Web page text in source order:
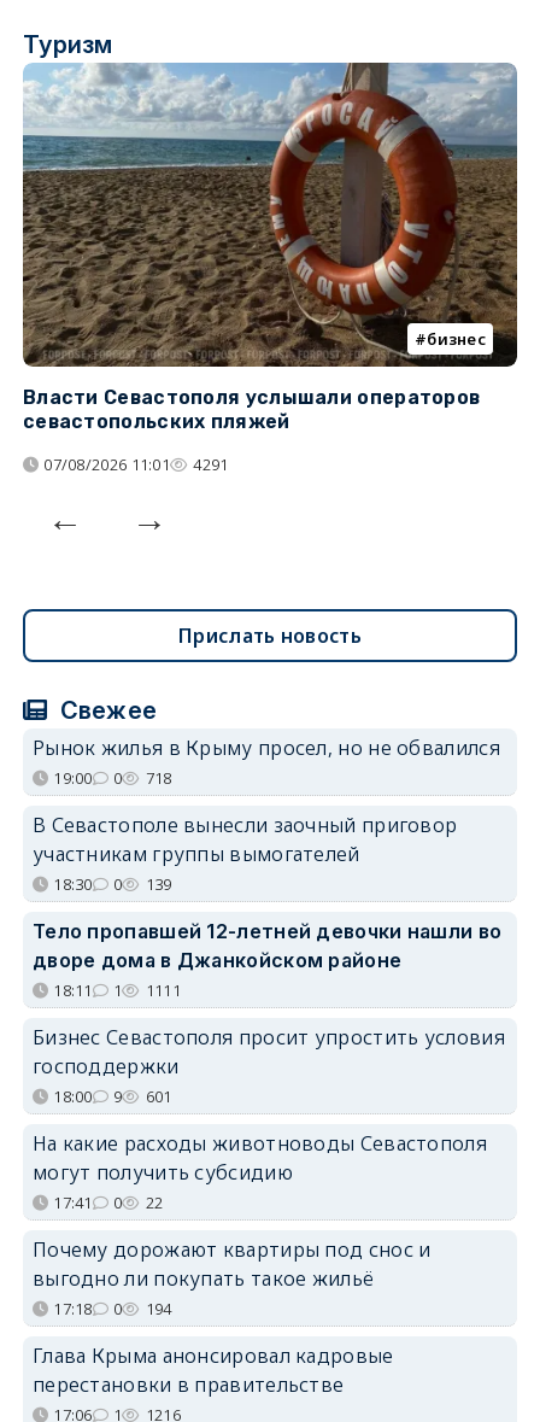
Туризм
бизнес
Власти Севастополя услышали операторов
севастопольских пляжей
07/08/2026 11:01 4291
Прислать новость
Свежее
Рынок жилья в Крыму просел, но не обвалился
19:00 0 718
В Севастополе вынесли заочный приговор
участникам группы вымогателей
18:30 0 139
Тело пропавшей 12-летней девочки нашли во
дворе дома в Джанкойском районе
18:11 1 1111
Бизнес Севастополя просит упростить условия
господдержки
18:00 9 601
На какие расходы животноводы Севастополя
могут получить субсидию
17:41 0 22
Почему дорожают квартиры под снос и
выгодно ли покупать такое жильё
17:18 0 194
Глава Крыма анонсировал кадровые
перестановки в правительстве
17:06 1 1216